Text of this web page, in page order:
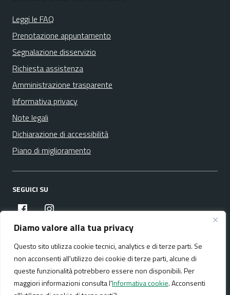
Diamo valore alla tua privacy
Questo sito utilizza cookie tecnici, analytics e di terze parti. Se
non acconsenti all'utilizzo dei cookie di terze parti, alcune di
queste funzionalità potrebbero essere non disponibili. Per
maggiori informazioni consulta l'Informativa cookie. Acconsenti
Leggi le FAQ
Prenotazione appuntamento
Segnalazione disservizio
Richiesta assistenza
Amministrazione trasparente
Informativa privacy
Note legali
Dichiarazione di accessibilità
Piano di miglioramento
SEGUICI SU
facebookinstagram
Media policy Mappa del sito